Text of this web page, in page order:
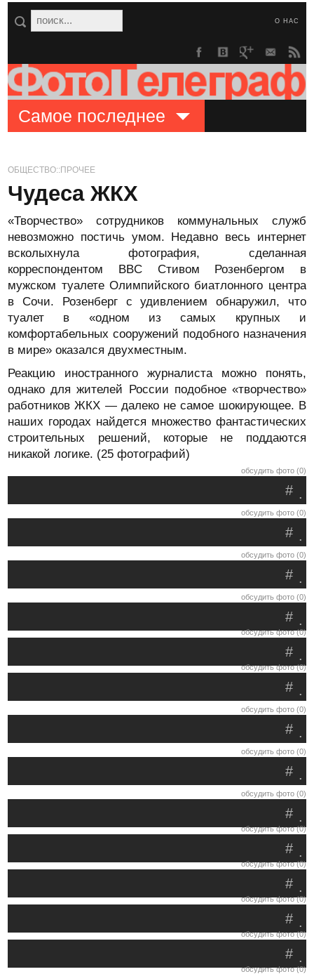
О НАС
Самое последнее
ОБЩЕСТВО::ПРОЧЕЕ
Чудеса ЖКХ
«Творчество» сотрудников коммунальных служб
невозможно постичь умом. Недавно весь интернет
всколыхнула фотография, сделанная
корреспондентом BBC Стивом Розенбергом в
мужском туалете Олимпийского биатлонного центра
в Сочи. Розенберг с удивлением обнаружил, что
туалет в «одном из самых крупных и
комфортабельных сооружений подобного назначения
в мире» оказался двухместным.
Реакцию иностранного журналиста можно понять,
однако для жителей России подобное «творчество»
работников ЖКХ — далеко не самое шокирующее. В
наших городах найдется множество фантастических
строительных решений, которые не поддаются
никакой логике. (25 фотографий)
обсудить фото (0)
.
#
обсудить фото (0)
.
#
обсудить фото (0)
.
#
обсудить фото (0)
.
#
обсудить фото (0)
.
#
обсудить фото (0)
.
#
обсудить фото (0)
.
#
обсудить фото (0)
.
#
обсудить фото (0)
.
#
обсудить фото (0)
.
#
обсудить фото (0)
.
#
обсудить фото (0)
.
#
обсудить фото (0)
.
#
обсудить фото (0)